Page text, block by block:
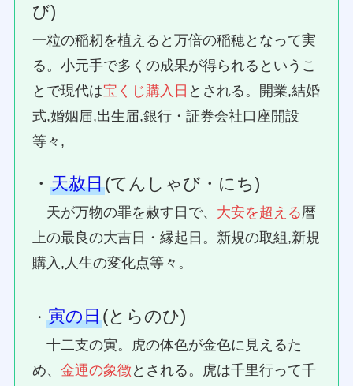
び)
一粒の稲籾を植えると万倍の稲穂となって実
る。小元手で多くの成果が得られるというこ
とで現代は宝くじ購入日 とされる。開業,結婚
式,婚姻届,出生届,銀行・証券会社口座開設
等々,
・天赦日(てんしゃび・にち)
天が万物の罪を赦す日で、 大安を超える暦
上の最良の大吉日・縁起日。新規の取組,新規
購入,人生の変化点等々。
・寅の日(とらのひ)
十二支の寅。虎の体色が金色に見えるた
め、金運の象徴 とされる。虎は千里行って千